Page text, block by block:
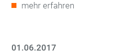
mehr erfahren
01.06.2017